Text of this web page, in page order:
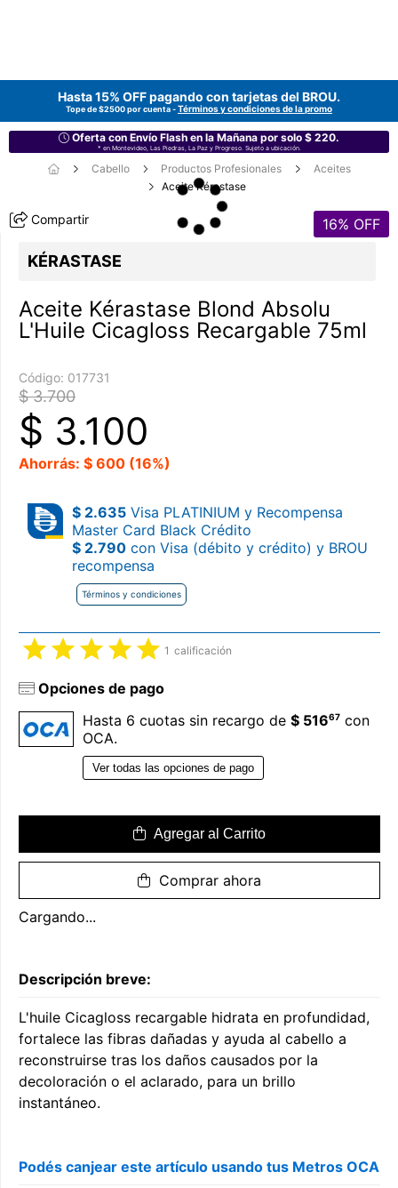
Hasta 15% OFF pagando con tarjetas del BROU.
Tope de $2500 por cuenta -Términos y condiciones de la promo
Oferta con Envío Flash en la Mañana por solo $ 220.
* en Montevideo, Las Piedras, La Paz y Progreso. Sujeto a ubicación.
Cabello Productos Profesionales
Aceites
Aceite Kérastase
Compartir 16% OFF
KÉRASTASE
Aceite Kérastase Blond Absolu
L'Huile Cicagloss Recargable 75ml
Código: 017731
$ 3.700
$ 3.100
Ahorrás: $ 600 (16%)
$ 2.635 Visa PLATINIUM y Recompensa
Master Card Black Crédito
$ 2.790 con Visa (débito y crédito) y BROU
recompensa
Términos y condiciones
1 calificación
Opciones de pago
Hasta 6 cuotas sin recargo de $ 51667 con
OCA.
Ver todas las opciones de pago
Agregar al Carrito
Comprar ahora
Cargando...
Descripción breve:
L'huile Cicagloss recargable hidrata en profundidad,
fortalece las fibras dañadas y ayuda al cabello a
reconstruirse tras los daños causados por la
decoloración o el aclarado, para un brillo
instantáneo.
Podés canjear este artículo usando tus Metros OCA